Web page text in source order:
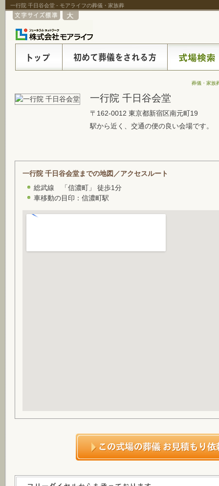
一行院 千日谷会堂 - モアライフの葬儀・家族葬
葬儀・家族
一行院 千日谷会堂
〒162-0012 東京都新宿区南元町19
駅から近く、交通の便の良い会場です。
一行院 千日谷会堂までの地図／アクセスルート
総武線 「信濃町」 徒歩1分
車移動の目印：信濃町駅